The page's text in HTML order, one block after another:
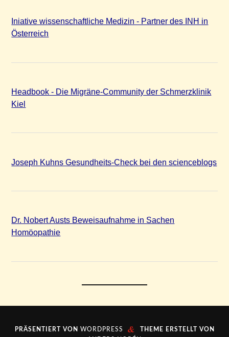
Iniative wissenschaftliche Medizin - Partner des INH in
Österreich
Headbook - Die Migräne-Community der Schmerzklinik
Kiel
Joseph Kuhns Gesundheits-Check bei den scienceblogs
Dr. Nobert Austs Beweisaufnahme in Sachen
Homöopathie
PRÄSENTIERT VON WORDPRESS &
THEME ERSTELLT VON